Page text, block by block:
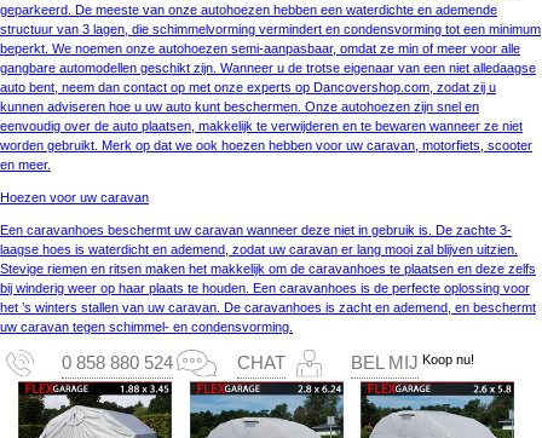
geparkeerd. De meeste van onze autohoezen hebben een waterdichte en ademende
structuur van 3 lagen, die schimmelvorming vermindert en condensvorming tot een minimum
beperkt. We noemen onze autohoezen semi-aanpasbaar, omdat ze min of meer voor alle
gangbare automodellen geschikt zijn. Wanneer u de trotse eigenaar van een niet alledaagse
auto bent, neem dan contact op met onze experts op Dancovershop.com, zodat zij u
kunnen adviseren hoe u uw auto kunt beschermen. Onze autohoezen zijn snel en
eenvoudig over de auto plaatsen, makkelijk te verwijderen en te bewaren wanneer ze niet
worden gebruikt. Merk op dat we ook hoezen hebben voor uw caravan, motorfiets, scooter
en meer.
Hoezen voor uw caravan
Een caravanhoes beschermt uw caravan wanneer deze niet in gebruik is. De zachte 3-
laagse hoes is waterdicht en ademend, zodat uw caravan er lang mooi zal blijven uitzien.
Stevige riemen en ritsen maken het makkelijk om de caravanhoes te plaatsen en deze zelfs
bij winderig weer op haar plaats te houden. Een caravanhoes is de perfecte oplossing voor
het ’s winters stallen van uw caravan. De caravanhoes is zacht en ademend, en beschermt
uw caravan tegen schimmel- en condensvorming.
0 858 880 524 CHAT BEL MIJ Koop nu!